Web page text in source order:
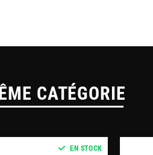
CATÉGORIE
EN STOCK